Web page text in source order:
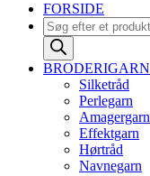
FORSIDE
Products
search
BRODERIGARN
Silketråd
Perlegarn
Amagergarn
Effektgarn
Hørtråd
Navnegarn